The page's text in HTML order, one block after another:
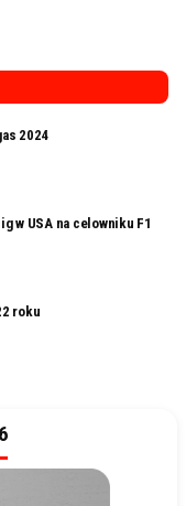
2024
w USA na celowniku F1
roku